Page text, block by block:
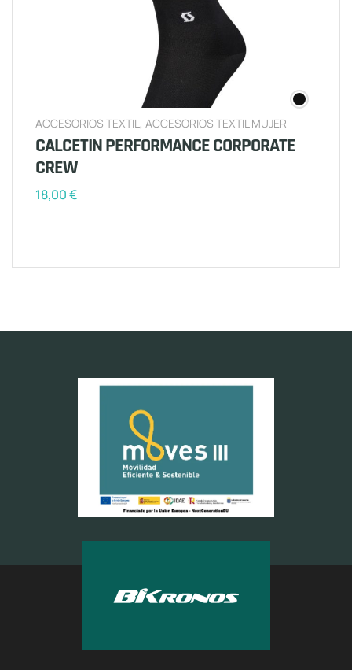
ACCESORIOS TEXTIL, ACCESORIOS TEXTIL MUJER
CALCETIN PERFORMANCE CORPORATE
CREW
18,00€